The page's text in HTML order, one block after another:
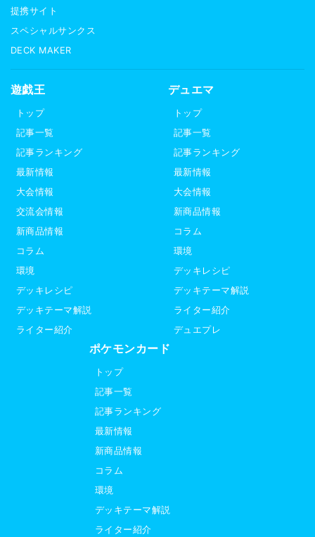
提携サイト
スペシャルサンクス
DECK MAKER
遊戯王
トップ
記事一覧
記事ランキング
最新情報
大会情報
交流会情報
新商品情報
コラム
環境
デッキレシピ
デッキテーマ解説
ライター紹介
デュエマ
トップ
記事一覧
記事ランキング
最新情報
大会情報
新商品情報
コラム
環境
デッキレシピ
デッキテーマ解説
ライター紹介
デュエプレ
ポケモンカード
トップ
記事一覧
記事ランキング
最新情報
新商品情報
コラム
環境
デッキテーマ解説
ライター紹介